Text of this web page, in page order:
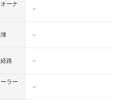
ーナ
－
－
路 －
ラー
－